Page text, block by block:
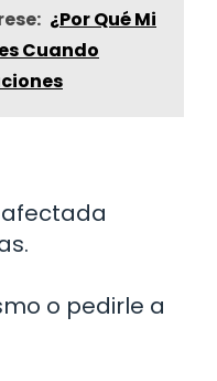
¿Por Qué Mi
Cuando
o pedirle a